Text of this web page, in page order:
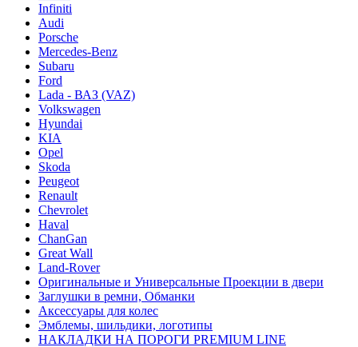
Infiniti
Audi
Porsche
Mercedes-Benz
Subaru
Ford
Lada - ВАЗ (VAZ)
Volkswagen
Hyundai
KIA
Opel
Skoda
Peugeot
Renault
Chevrolet
Haval
ChanGan
Great Wall
Land-Rover
Оригинальные и Универсальные Проекции в двери
Заглушки в ремни, Обманки
Аксессуары для колес
Эмблемы, шильдики, логотипы
НАКЛАДКИ НА ПОРОГИ PREMIUM LINE